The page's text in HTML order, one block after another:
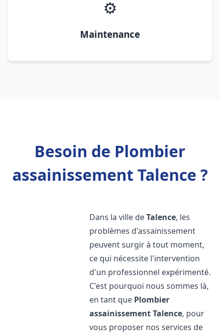
⚙️
Maintenance
Besoin de Plombier
assainissement Talence ?
Dans la ville deTalence, les
problèmes d'assainissement
peuvent surgir à tout moment,
ce qui nécessite l'intervention
d'un professionnel expérimenté.
C'est pourquoi nous sommes là,
en tant que Plombier
assainissementTalence, pour
vous proposer nos services de